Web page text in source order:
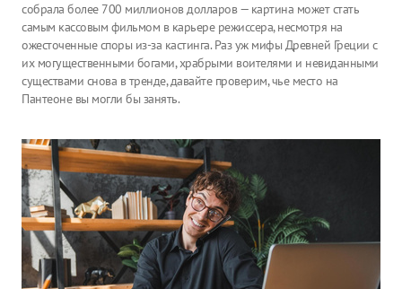
собрала более 700 миллионов долларов — картина может стать
самым кассовым фильмом в карьере режиссера, несмотря на
ожесточенные споры из-за кастинга. Раз уж мифы Древней Греции с
их могущественными богами, храбрыми воителями и невиданными
существами снова в тренде, давайте проверим, чье место на
Пантеоне вы могли бы занять.